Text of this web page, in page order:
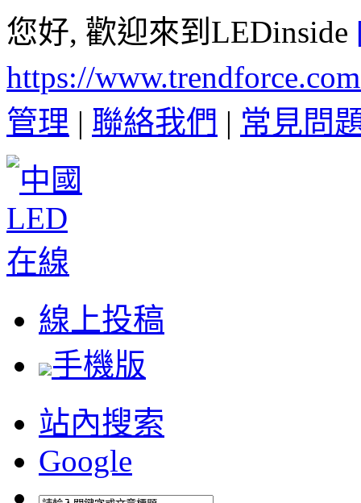
您好, 歡迎來到LEDinside
https://
管理 | 聯絡我們 | 常見問
線上投稿
手機版
站內搜索
Google